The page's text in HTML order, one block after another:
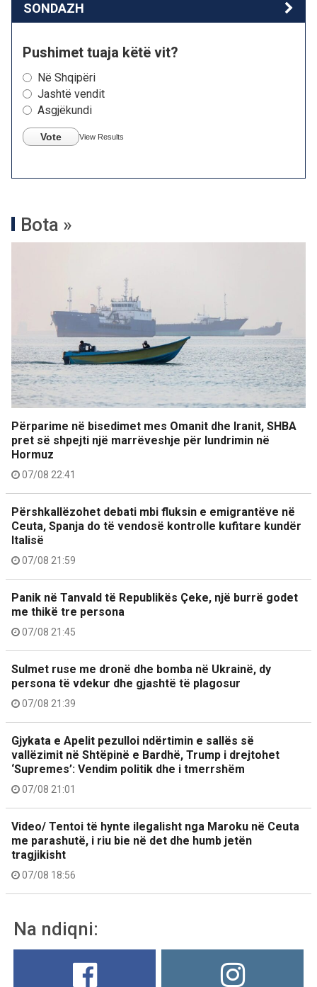
SONDAZH
Pushimet tuaja këtë vit?
Në Shqipëri
Jashtë vendit
Asgjëkundi
Vote View Results
Bota »
Përparime në bisedimet mes Omanit dhe Iranit, SHBA
pret së shpejti një marrëveshje për lundrimin në
Hormuz
07/08 22:41
Përshkallëzohet debati mbi fluksin e emigrantëve në
Ceuta, Spanja do të vendosë kontrolle kufitare kundër
Italisë
07/08 21:59
Panik në Tanvald të Republikës Çeke, një burrë godet
me thikë tre persona
07/08 21:45
Sulmet ruse me dronë dhe bomba në Ukrainë, dy
persona të vdekur dhe gjashtë të plagosur
07/08 21:39
Gjykata e Apelit pezulloi ndërtimin e sallës së
vallëzimit në Shtëpinë e Bardhë, Trump i drejtohet
‘Supremes’: Vendim politik dhe i tmerrshëm
07/08 21:01
Video/ Tentoi të hynte ilegalisht nga Maroku në Ceuta
me parashutë, i riu bie në det dhe humb jetën
tragjikisht
07/08 18:56
Na ndiqni: